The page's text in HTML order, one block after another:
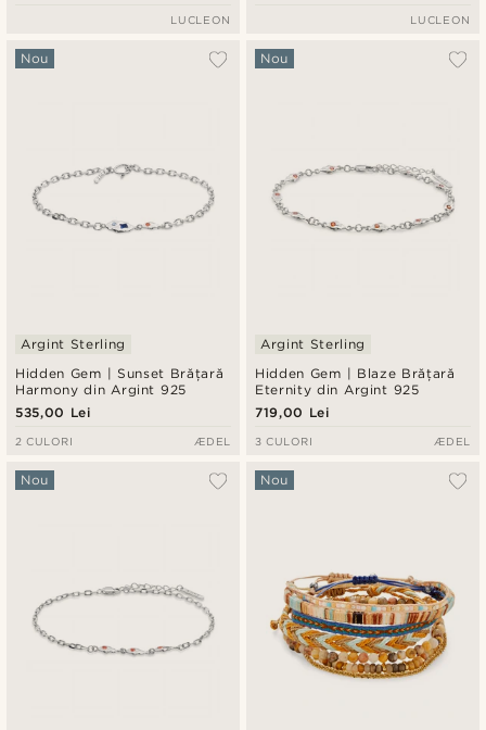
LUCLEON LUCLEON
Hidden Gem | Sunset Brățară
Harmony din Argint 925
Nou
Argint Sterling
535,00 Lei
2 CULORI ÆDEL
Hidden Gem | Blaze Brățară
Eternity din Argint 925
Nou
Argint Sterling
719,00 Lei
3 CULORI ÆDEL
Nou Nou